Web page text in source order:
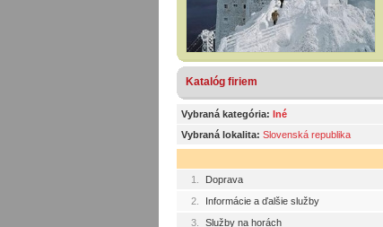
Katalóg firiem
Vybraná kategória: Iné
Vybraná lokalita: Slovenská republika
1.
Doprava
2.
Informácie a ďalšie služby
3.
Služby na horách